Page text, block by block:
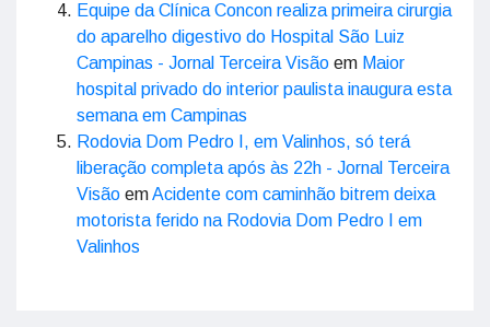
Equipe da Clínica Concon realiza primeira cirurgia
do aparelho digestivo do Hospital São Luiz
Campinas - Jornal Terceira Visão em Maior
hospital privado do interior paulista inaugura esta
semana em Campinas
Rodovia Dom Pedro I, em Valinhos, só terá
liberação completa após às 22h - Jornal Terceira
Visão emAcidente com caminhão bitrem deixa
motorista ferido na Rodovia Dom Pedro I em
Valinhos